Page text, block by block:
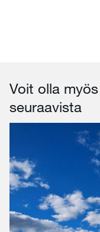
Voit olla
seuraavista